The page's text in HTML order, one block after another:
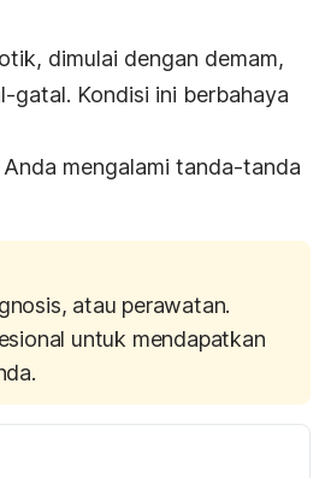
dimulai dengan demam,
Kondisi ini berbahaya
mengalami tanda-tanda
atau perawatan.
untuk mendapatkan